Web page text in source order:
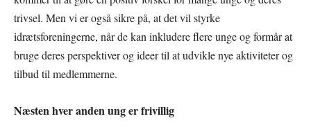
trivsel. Men vi er også sikre på, at det vil styrke
idrætsforeningerne, når de kan inkludere flere unge og formår at
bruge deres perspektiver og ideer til at udvikle nye aktiviteter og
tilbud til medlemmerne.
Næsten hver anden ung er frivillig